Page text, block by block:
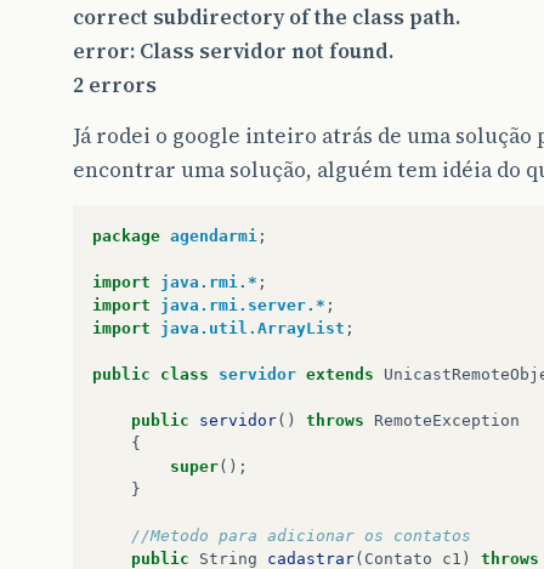
correct subdirectory of the class path.
error: Class servidor not found.
2 errors
Já rodei o google inteiro atrás de uma solução
encontrar uma solução, alguém tem idéia do
package agendarmi ;
import java.rmi.* ;
import
java.rmi.server.* ;
import
java.util.ArrayList ;
public class servidor extends
public servidor() throws
RemoteException
{
super();
}
//Metodo para adicionar os contatos
public
String cadastrar( Contato c1 )
throws